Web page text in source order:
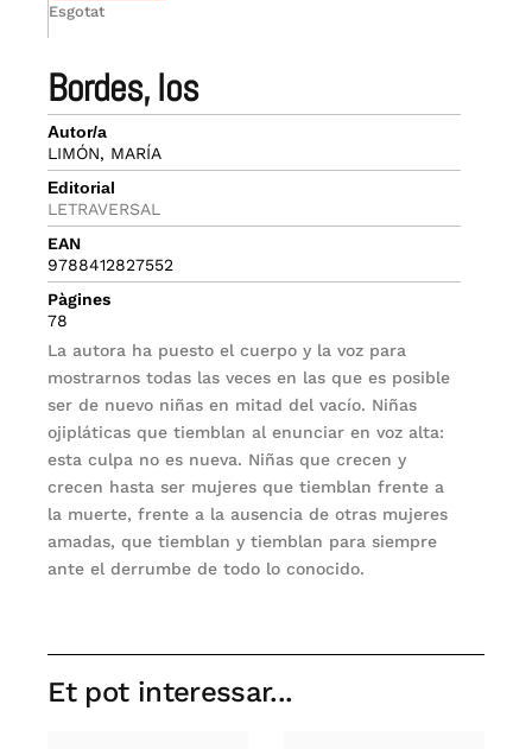
bordes, los
Autor/a
LIMÓN, MARÍA
Editorial
LETRAVERSAL
EAN
9788412827552
Pàgines
78
La autora ha puesto el cuerpo y la voz para
mostrarnos todas las veces en las que es posible
ser de nuevo niñas en mitad del vacío. Niñas
ojipláticas que tiemblan al enunciar en voz alta:
esta culpa no es nueva. Niñas que crecen y
crecen hasta ser mujeres que tiemblan frente a
la muerte, frente a la ausencia de otras mujeres
amadas, que tiemblan y tiemblan para siempre
ante el derrumbe de todo lo conocido.
Esgotat
Et pot interessar...